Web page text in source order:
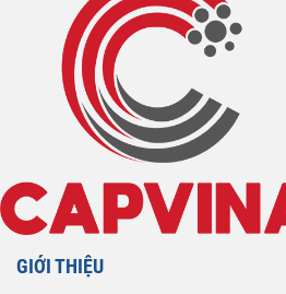
GIỚI THIỆU